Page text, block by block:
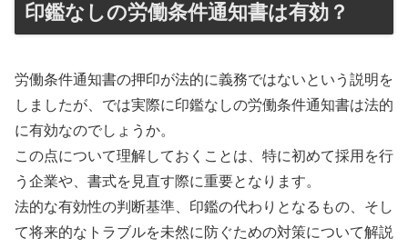
印鑑なしの労働条件通知書は有効？
労働条件通知書の押印が法的に義務ではないという説明を
しましたが、では実際に印鑑なしの労働条件通知書は法的
に有効なのでしょうか。
この点について理解しておくことは、特に初めて採用を行
う企業や、書式を見直す際に重要となります。
法的な有効性の判断基準、印鑑の代わりとなるもの、そし
て将来的なトラブルを未然に防ぐための対策について解説